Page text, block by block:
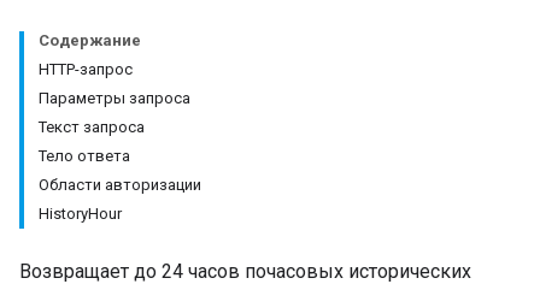
Содержание
HTTP-запрос
Параметры запроса
Текст запроса
Тело ответа
Области авторизации
HistoryHour
Возвращает до 24 часов почасовых исторических